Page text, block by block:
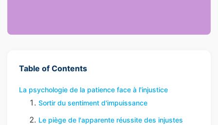
Table of Contents
La psychologie de la patience face à l'injustice
Sortir du sentiment d'impuissance
Le piège de l'apparente réussite des injustes